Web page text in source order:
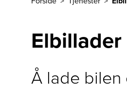
Elbillader
Å lade